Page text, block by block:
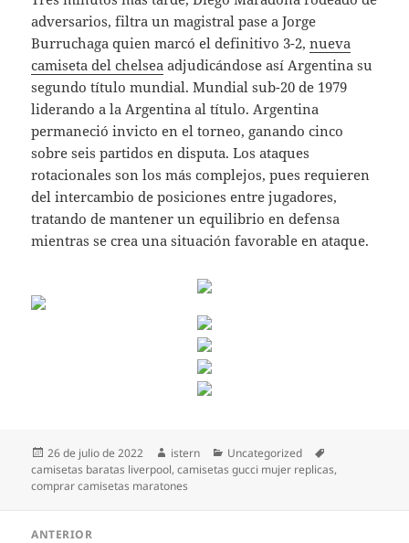
adversarios, filtra un magistral pase a Jorge
Burruchaga quien marcó el definitivo 3-2,nueva
camiseta del chelsea adjudicándose así Argentina su
segundo título mundial. Mundial sub-20 de 1979
liderando a la Argentina al título. Argentina
permaneció invicto en el torneo, ganando cinco
sobre seis partidos en disputa. Los ataques
rotacionales son los más complejos, pues requieren
del intercambio de posiciones entre jugadores,
tratando de mantener un equilibrio en defensa
mientras se crea una situación favorable en ataque.
Publicado
el
26 de julio de 2022 Autor
istern Categorías
Uncategorized
camisetas baratas liverpool,camisetas gucci mujer replicas,
comprar camisetas maratones
ANTERIOR